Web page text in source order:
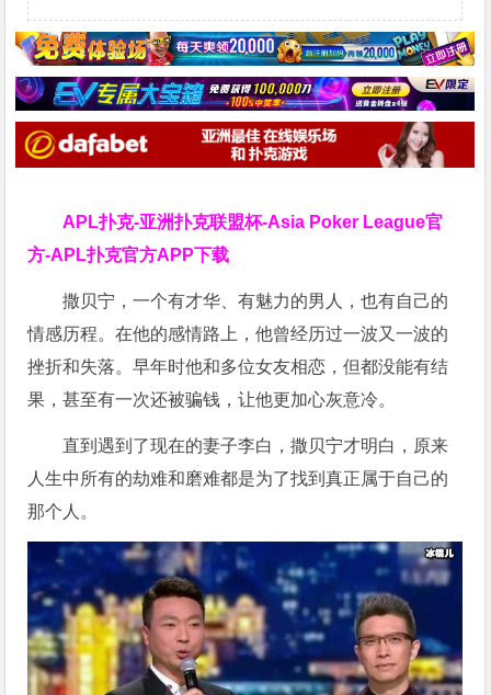
APL扑克-亚洲扑克联盟杯-Asia Poker League官
方-APL扑克官方APP下载
撒贝宁，一个有才华、有魅力的男人，也有自己的
情感历程。在他的感情路上，他曾经历过一波又一波的
挫折和失落。早年时他和多位女友相恋，但都没能有结
果，甚至有一次还被骗钱，让他更加心灰意冷。
直到遇到了现在的妻子李白，撒贝宁才明白，原来
人生中所有的劫难和磨难都是为了找到真正属于自己的
那个人。